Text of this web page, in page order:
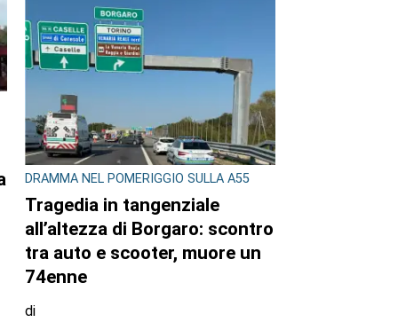
DRAMMA NEL POMERIGGIO SULLA A55
Tragedia in tangenziale
all’altezza di Borgaro: scontro
tra auto e scooter, muore un
74enne
di